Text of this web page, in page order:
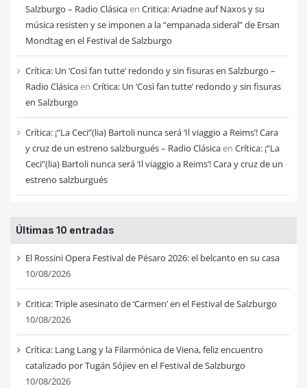
Salzburgo – Radio Clásicaen Critica: Ariadne auf Naxos y su
música resisten y se imponen a la “empanada sideral” de Ersan
Mondtag en el Festival de Salzburgo
Crítica: Un ‘Così fan tutte’ redondo y sin fisuras en Salzburgo –
Radio Clásicaen Crítica: Un ‘Così fan tutte’ redondo y sin fisuras
en Salzburgo
Crítica: ¡“La Ceci”(lia) Bartoli nunca será ‘Il viaggio a Reims’! Cara
y cruz de un estreno salzburgués – Radio Clásicaen Crítica: ¡“La
Ceci”(lia) Bartoli nunca será ‘Il viaggio a Reims’! Cara y cruz de un
estreno salzburgués
Últimas 10 entradas
El Rossini Opera Festival de Pésaro 2026: el belcanto en su casa
10/08/2026
Critica: Triple asesinato de ‘Carmen’ en el Festival de Salzburgo
10/08/2026
Crítica: Lang Lang y la Filarmónica de Viena, feliz encuentro
catalizado por Tugán Sójiev en el Festival de Salzburgo
10/08/2026